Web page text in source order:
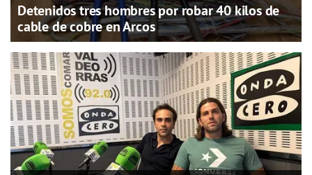
Detenidos tres hombres por robar 40 kilos de
cable de cobre en Arcos